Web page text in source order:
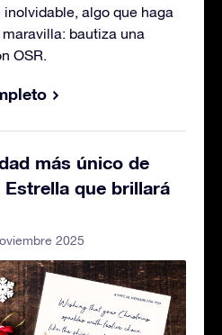
algo que haga
bautiza una
OSR.
más único de
Estrella que brillará
2025